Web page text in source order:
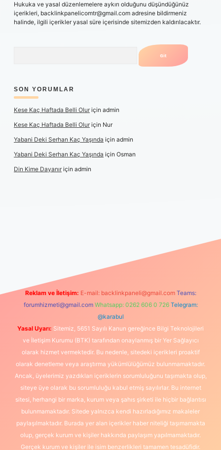
Hukuka ve yasal düzenlemelere aykırı olduğunu düşündüğünüz
içerikleri, backlinkpanelicomtr@gmail.com adresine bildirmeniz
halinde, ilgili içerikler yasal süre içerisinde sitemizden kaldırılacaktır.
SON YORUMLAR
Kese Kaç Haftada Belli Oluriçin admin
Kese Kaç Haftada Belli Oluriçin Nur
Yabani Deki Serhan Kaç Yaşında için admin
Yabani Deki Serhan Kaç Yaşında için Osman
Din Kime Dayanıriçin admin
Reklam ve İletişim: E-mail: backlinkpaneli@gmail.com Teams:
forumhizmeti@gmail.com Whatsapp: 0262 606 0 726 Telegram:
@karabul
Yasal Uyarı: Sitemiz, 5651 Sayılı Kanun gereğince Bilgi Teknolojileri
ve İletişim Kurumu (BTK) tarafından onaylanmış bir Yer Sağlayıcı
olarak hizmet vermektedir. Bu nedenle, sitedeki içerikleri proaktif
olarak denetleme veya araştırma yükümlülüğümüz bulunmamaktadır.
Ancak, üyelerimiz yazdıkları içeriklerin sorumluluğunu taşımakta olup,
siteye üye olarak bu sorumluluğu kabul etmiş sayılırlar. Bu internet
sitesi, herhangi bir marka, kurum veya şahıs şirketi ile hiçbir bağlantısı
bulunmamaktadır. Sitede yalnızca kendi hazırladığımız makaleler
paylaşılmaktadır. Burada yer alan içerikler haber niteliği taşımamakta
olup, gerçek kurum ve kişiler hakkında paylaşım yapılmamaktadır.
Gerçek kurum ve kişiler ile isim benzerlikleri tamamen tesadüfidir.